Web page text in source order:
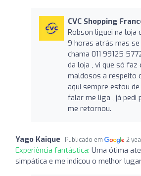
CVC Shopping
Robson liguei na loja
9 horas atrás mas
chama 011 99125
da loja , vi que só faz
maldosos a respeito
aqui sempre estou
falar me liga , já pedi
me retornou.
Yago Kaique Publicado em 2
Experiência fantástica: Uma ótima
simpática e me indicou o melhor